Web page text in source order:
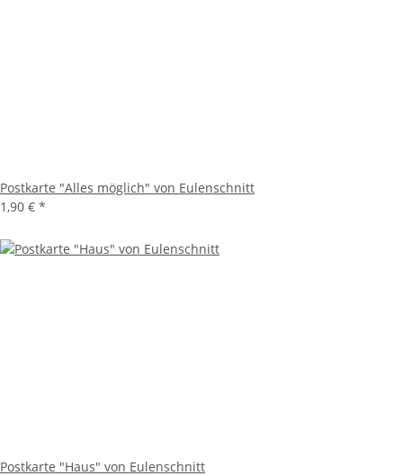
Postkarte "Alles möglich" von Eulenschnitt
1,90 € *
Postkarte "Haus" von Eulenschnitt